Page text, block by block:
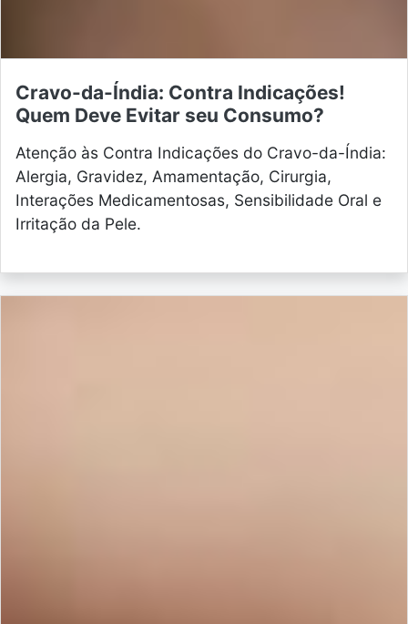
Cravo-da-Índia: Contra Indicações!
Quem Deve Evitar seu Consumo?
Atenção às Contra Indicações do Cravo-da-Índia:
Alergia, Gravidez, Amamentação, Cirurgia,
Interações Medicamentosas, Sensibilidade Oral e
Irritação da Pele.